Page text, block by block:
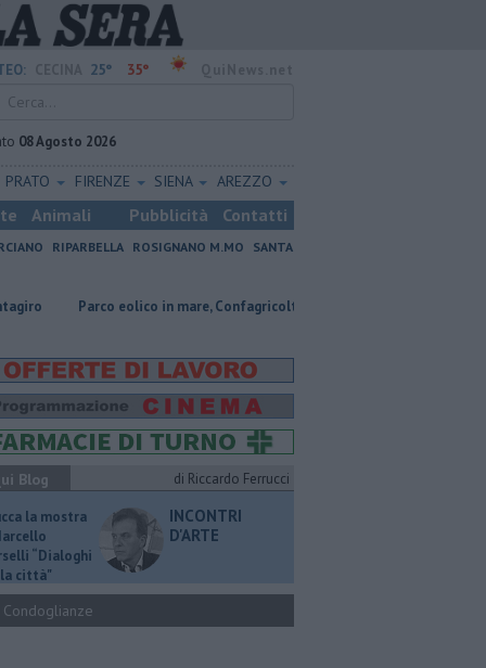
25° 35°
08 Agosto 2026
PRATO FIRENZE SIENA AREZZO
Animali Pubblicità Contatti
RIPARBELLA ROSIGNANO M.MO
SANTA
eolico in mare, Confagricoltura contraria
Blog di Riccardo Ferrucci
la mostra
“Dialoghi
città"
INCONTRI
D'ARTE
Condoglianze